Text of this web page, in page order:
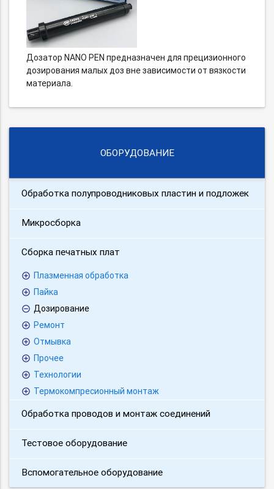
Дозатор NANO PEN предназначен для прецизионного
дозирования малых доз вне зависимости от вязкости
материала.
ОБОРУДОВАНИЕ
Обработка полупроводниковых пластин и подложек
Микросборка
Сборка печатных плат
Плазменная обработка
Пайка
Дозирование
Ремонт
Отмывка
Прочее
Технологии
Термокомпресионный монтаж
Обработка проводов и монтаж соединений
Тестовое оборудование
Вспомогательное оборудование